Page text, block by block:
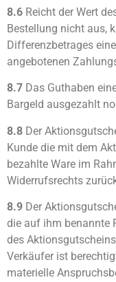
8.6 Reicht der Wert
Bestellung nicht aus,
Differenzbetrages
angebotenen
8.7 Das Guthaben
Bargeld ausgezahlt
8.8 Der
Kunde die mit dem
bezahlte Ware im
Widerrufsrechts
8.9 Der
die auf ihm benannte
des
Verkäufer ist
materielle